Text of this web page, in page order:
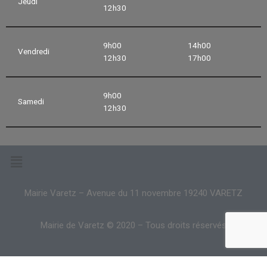
12h30
Vendredi
9h00
12h30
14h00
17h00
Samedi
9h00
12h30
Mairie Varetz – Avenue du 11 novembre 19240 VARETZ
Mairie de Varetz © 2020 – Tous droits réservés